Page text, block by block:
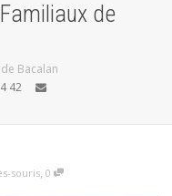
de
Bacalan
42
souris, 0